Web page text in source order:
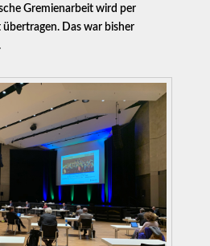
Gremienarbeit wird per
Das war bisher